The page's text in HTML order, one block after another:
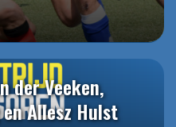
der Veeken,
Allesz Hulst